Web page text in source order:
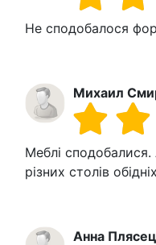
Не сподобалося
Михаил
Меблі
різних столів
Анна